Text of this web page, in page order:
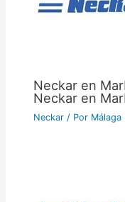
Neckar en
Neckar en
Neckar / Por Málaga